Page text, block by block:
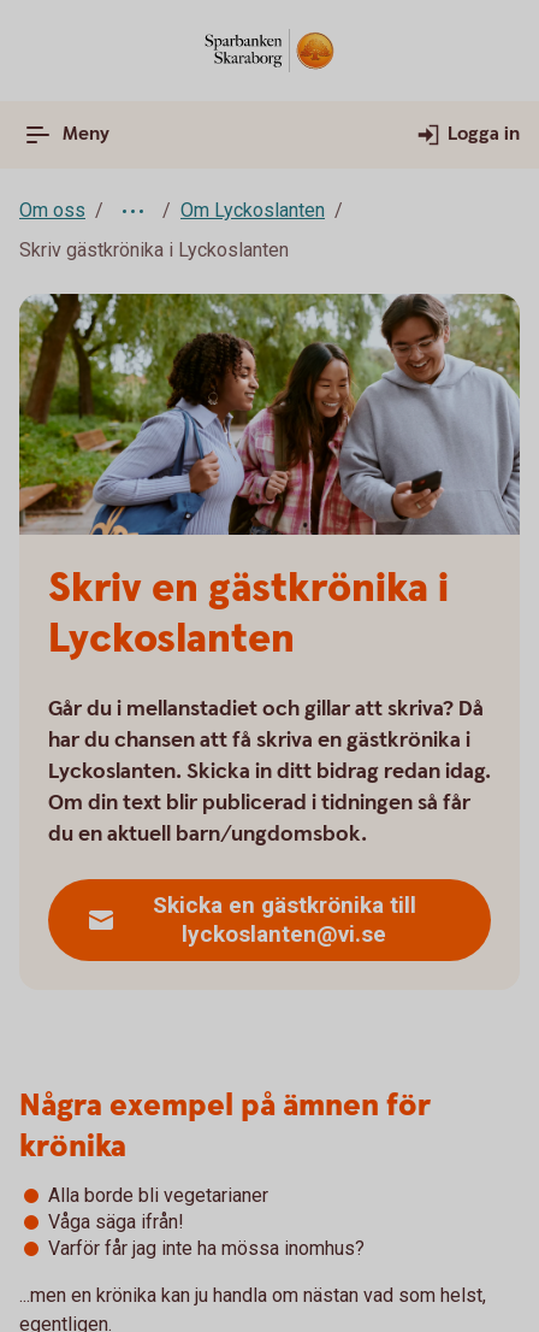
Meny Logga in
Om oss
Om Lyckoslanten
Skriv gästkrönika i Lyckoslanten
Skriv en gästkrönika i
Lyckoslanten
Går du i mellanstadiet och gillar att skriva? Då
har du chansen att få skriva en gästkrönika i
Lyckoslanten. Skicka in ditt bidrag redan idag.
Om din text blir publicerad i tidningen så får
du en aktuell barn/ungdomsbok.
Skicka en gästkrönika till
lyckoslanten@vi.se
Några exempel på ämnen för
krönika
Alla borde bli vegetarianer
Våga säga ifrån!
Varför får jag inte ha mössa inomhus?
...men en krönika kan ju handla om nästan vad som helst,
egentligen.